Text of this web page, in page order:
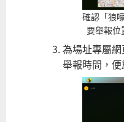
確認「狼
要舉報位
為場址專屬
舉報時間，便